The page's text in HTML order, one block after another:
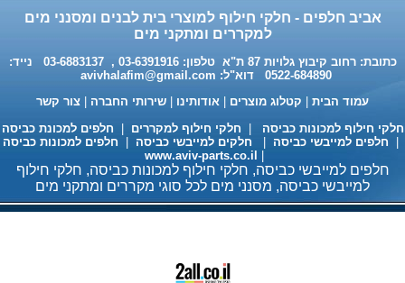
חומר ניקוי גרמני למכונות כביסה
ומדיחי כלים 35שח, מקט H333
אביב חלפים - חלקי חילוף למוצרי בית לבנים ומסנני מים
למקררים ומתקני מים
כתובת: רחוב קיבוץ גלויות 87 ת"א טלפון: 03-6391916 , 03-6883137 נייד:
0522-684890 דוא"ל:
avivhalafim@gmail.com
עמוד הבית
קטלוג מוצרים אודותינו שירותי החברה
צור קשר
חילוף למכונות כביסה
חלקי חילוף למקררים
חלפים למכונת כביסה
חלפים למייבשי כביסה חלקים למייבשי כביסה
חלפים למכונות כביסה
www.aviv-parts.co.il
חלפים למייבשי כביסה, חלקי חילוף למכונות כביסה, חלקי חילוף
למייבשי כביסה, מסנני מים לכל סוגי מקררים ומתקני מים